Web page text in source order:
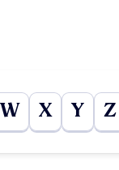
W X Y Z